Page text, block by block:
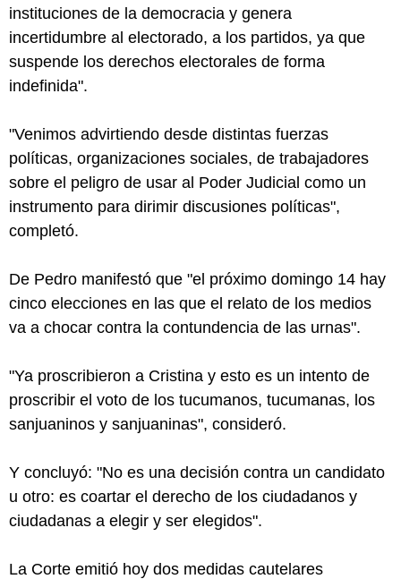
instituciones de la democracia y genera
incertidumbre al electorado, a los partidos, ya que
suspende los derechos electorales de forma
indefinida".
"Venimos advirtiendo desde distintas fuerzas
políticas, organizaciones sociales, de trabajadores
sobre el peligro de usar al Poder Judicial como un
instrumento para dirimir discusiones políticas",
completó.
De Pedro manifestó que "el próximo domingo 14 hay
cinco elecciones en las que el relato de los medios
va a chocar contra la contundencia de las urnas".
"Ya proscribieron a Cristina y esto es un intento de
proscribir el voto de los tucumanos, tucumanas, los
sanjuaninos y sanjuaninas", consideró.
Y concluyó: "No es una decisión contra un candidato
u otro: es coartar el derecho de los ciudadanos y
ciudadanas a elegir y ser elegidos".
La Corte emitió hoy dos medidas cautelares